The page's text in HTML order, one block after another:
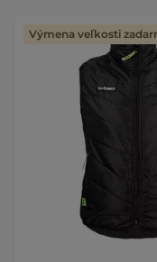
Výmena veľkosti